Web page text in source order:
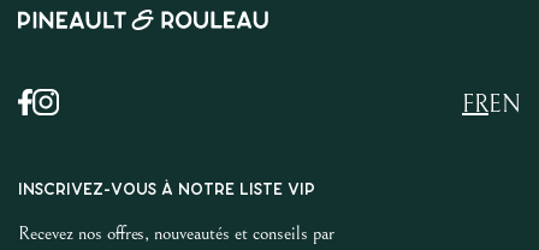
EN
FR
INSCRIVEZ-VOUS À NOTRE LISTE VIP
Recevez nos offres, nouveautés et conseils par